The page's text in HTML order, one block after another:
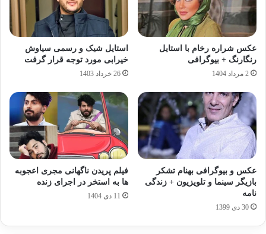
عکس شراره رخام با استایل
رنگارنگ + بیوگرافی
2 مرداد 1404
استایل شیک و رسمی سیاوش
خیرابی مورد توجه قرار گرفت
26 خرداد 1403
عکس و بیوگرافی بهنام تشکر
بازیگر سینما و تلویزیون + زندگی
نامه
30 دی 1399
فیلم پریدن ناگهانی مجری اعجوبه
ها به استخر در اجرای زنده
11 دی 1404